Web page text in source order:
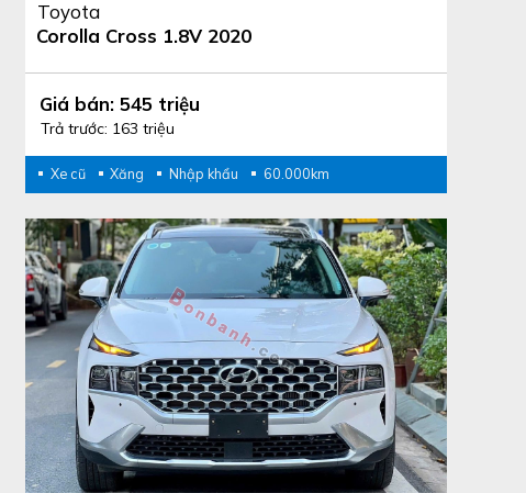
Toyota
Corolla Cross 1.8V 2020
Giá bán: 545 triệu
Trả trước: 163 triệu
Xe cũ Xăng Nhập khẩu 60.000km